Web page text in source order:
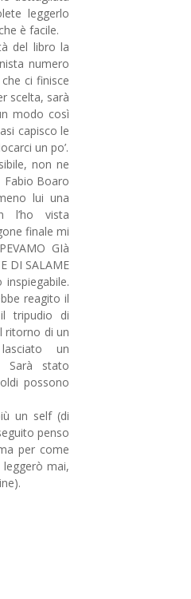
leggerlo
è facile.
del libro la
numero
ci finisce
scelta, sarà
modo così
capisco le
un po’.
non ne
Fabio Boaro
lui una
l’ho vista
finale mi
GIà
DI SALAME
reagito il
tripudio di
ritorno di un
un
Sarà stato
possono
un self (di
penso
per come
mai,